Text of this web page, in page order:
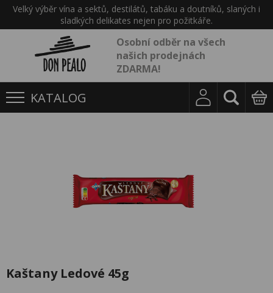
Velký výběr vína a sektů, destilátů, tabáku a doutníků, slaných i
sladkých delikates nejen pro požitkáře.
Osobní odběr na všech
našich prodejnách
ZDARMA!
KATALOG
Kaštany Ledové 45g